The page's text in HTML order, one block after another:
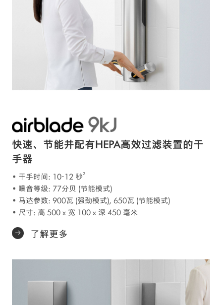
快速、节能并配有HEPA高效过滤装置的干
手器
• 干手时间: 10-12 秒2
• 噪音等级: 77分贝 (节能模式)
• 马达参数: 900瓦 (强劲模式), 650瓦 (节能模式)
• 尺寸: 高 500 x 宽 100 x 深 450 毫米
了解更多